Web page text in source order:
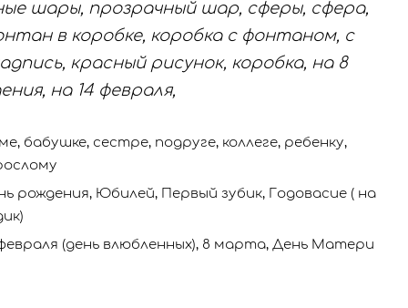
шары, прозрачный шар, сферы, сфера,
в коробке, коробка с фонтаном, с
красный рисунок, коробка, на 8
на 14 февраля,
бабушке, сестре, подруге, коллеге, ребенку,
рождения, Юбилей, Первый зубик, Годовасие ( на
(день влюбленных), 8 марта, День Матери